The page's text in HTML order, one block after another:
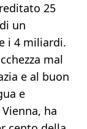
25
un
i 4 miliardi.
mal
e al buon
e
ha